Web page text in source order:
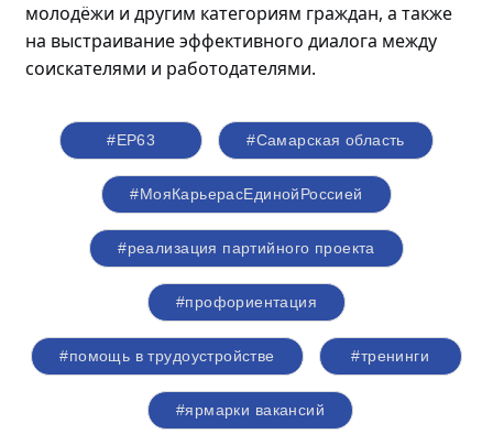
молодёжи и другим категориям граждан, а также
на выстраивание эффективного диалога между
соискателями и работодателями.
#ЕР63 #Самарская область
#МояКарьерасЕдинойРоссией
#реализация партийного проекта
#профориентация
#помощь в трудоустройстве #тренинги
#ярмарки вакансий